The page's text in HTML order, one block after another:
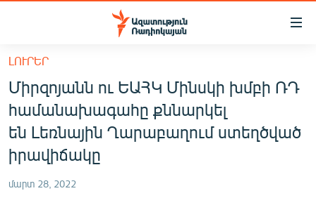
Մատչելիության
հիմնական
բովանդակությանը
Անցնել
հիմնական
մենյուին
Որոնում
ՀԱՅԱՍՏԱՆ
ՔԱՂԱՔԱԿԱՆ
ԸՆՏՐՈՒԹՅՈՒՆՆԵՐ 2026
ԼՈՒՐԵՐ
Միրզոյանն ու ԵԱՀԿ Մինսկի խմբի ՌԴ
համանախագահը քննարկել
են Լեռնային Ղարաբաղում ստեղծված
իրավիճակը
մարտ 28, 2022